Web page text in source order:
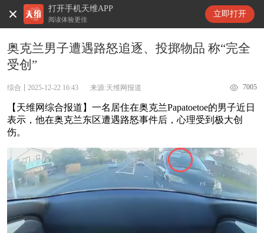
打开手机天维APP
阅读体验更佳
立即打开
天维新闻
奥克兰男子遭遇路怒追逐、投掷物品 称“完全
受创”
综合 2025-12-22 16:43 来源:天维网报道 7005
【天维网综合报道】一名居住在奥克兰Papatoetoe的男子近日
表示，他在奥克兰东区遭遇路怒事件后，心理受到极大创
伤。